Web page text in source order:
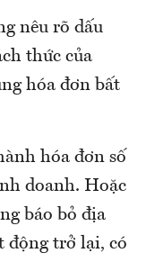
nêu rõ dấu
thức của
hóa đơn bất
hóa đơn số
doanh. Hoặc
báo bỏ địa
động trở lại, có